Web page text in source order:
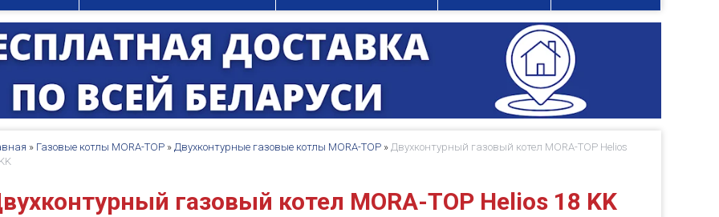
» Газовые котлы MORA-TOP » Двухконтурные газовые котлы MORA-TOP » Двухконтурный газовый котел MORA-TOP Helios
газовый котел MORA-TOP Helios 18 KK